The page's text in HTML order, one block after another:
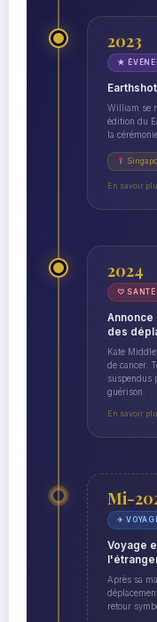
2023
★
William se
édition du
la
En savoir
2024
♡ SANTÉ
des
Kate
de cancer.
suspendus
guérison.
En savoir
Mi-
✈
Voyage
Après sa
retour